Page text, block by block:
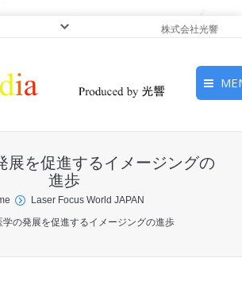
株式会社光響
ピックアップ
展を促進するイメージングの
進歩
Laser Focus World JAPAN
学の発展を促進するイメージングの進歩